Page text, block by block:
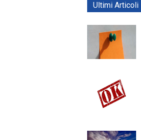
Ultimi Articoli